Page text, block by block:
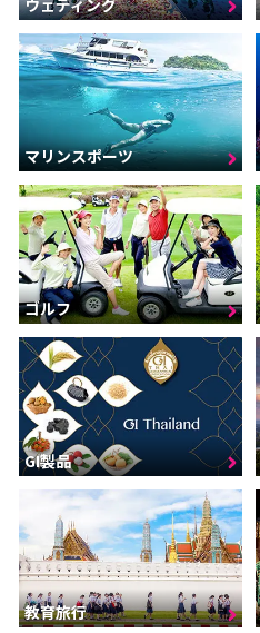
マリンスポーツ
ゴルフ
GI製品
教育旅行